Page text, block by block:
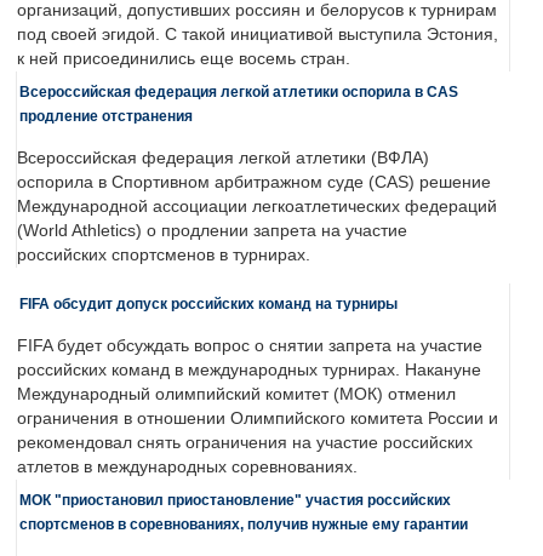
организаций, допустивших россиян и белорусов к турнирам
под своей эгидой. С такой инициативой выступила Эстония,
к ней присоединились еще восемь стран.
Всероссийская федерация легкой атлетики оспорила в CAS
продление отстранения
Всероссийская федерация легкой атлетики (ВФЛА)
оспорила в Спортивном арбитражном суде (CAS) решение
Международной ассоциации легкоатлетических федераций
(World Athletics) о продлении запрета на участие
российских спортсменов в турнирах.
FIFA обсудит допуск российских команд на турниры
FIFA будет обсуждать вопрос о снятии запрета на участие
российских команд в международных турнирах. Накануне
Международный олимпийский комитет (МОК) отменил
ограничения в отношении Олимпийского комитета России и
рекомендовал снять ограничения на участие российских
атлетов в международных соревнованиях.
МОК "приостановил приостановление" участия российских
спортсменов в соревнованиях, получив нужные ему гарантии